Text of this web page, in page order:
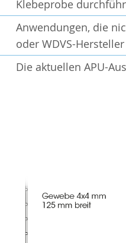
Klebeprobe
Anwendungen, die
oder WDVS-
Die aktuellen APU-